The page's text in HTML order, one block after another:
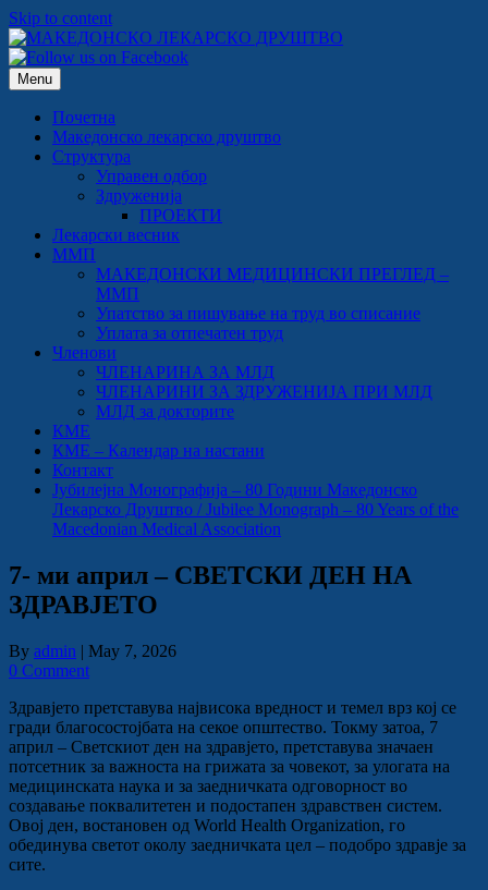
Skip to content
Menu
Почетна
Македонско лекарско друштво
Структура
Управен одбор
Здруженија
ПРОЕКТИ
Лекарски весник
ММП
МАКЕДОНСКИ МЕДИЦИНСКИ ПРЕГЛЕД –
ММП
Упатство за пишување на труд во списание
Уплата за отпечатен труд
Членови
ЧЛЕНАРИНА ЗА МЛД
ЧЛЕНАРИНИ ЗА ЗДРУЖЕНИЈА ПРИ МЛД
МЛД за докторите
КМЕ
КМЕ – Календар на настани
Контакт
Јубилејна Монографија – 80 Години Македонско
Лекарско Друштво / Jubilee Monograph – 80 Years of the
Macedonian Medical Association
7- ми април – СВЕТСКИ ДЕН НА
ЗДРАВЈЕТО
By admin | May 7, 2026
0 Comment
Здравјето претставува највисока вредност и темел врз кој се
гради благосостојбата на секое општество. Токму затоа, 7
април – Светскиот ден на здравјето, претставува значаен
потсетник за важноста на грижата за човекот, за улогата на
медицинската наука и за заедничката одговорност во
создавање поквалитетен и подостапен здравствен систем.
Овој ден, востановен од World Health Organization, го
обединува светот околу заедничката цел – подобро здравје за
сите.